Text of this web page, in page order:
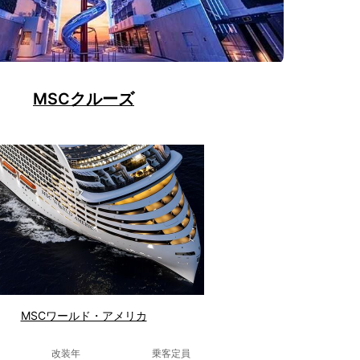
MSCクルーズ
MSCワールド・アメリカ
改装年 乗客定員